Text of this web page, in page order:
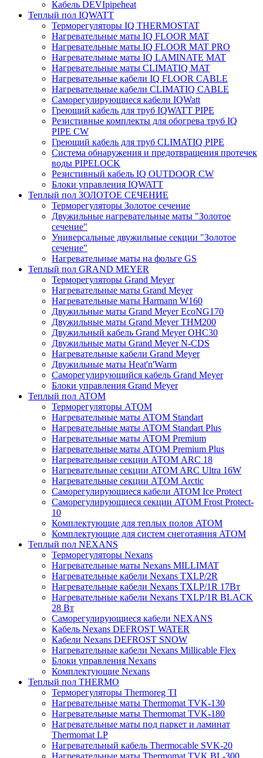
Кабель DEVIpipeheat
Теплый пол IQWATT
Терморегуляторы IQ THERMOSTAT
Нагревательные маты IQ FLOOR MAT
Нагревательные маты IQ FLOOR MAT PRO
Нагревательные маты IQ LAMINATE MAT
Нагревательные маты CLIMATIQ MAT
Нагревательные кабели IQ FLOOR CABLE
Нагревательные кабели CLIMATIQ CABLE
Саморегулирующиеся кабели IQWatt
Греющий кабель для труб IQWATT PIPE
Резистивные комплекты для обогрева труб IQ
PIPE CW
Греющий кабель для труб CLIMATIQ PIPE
Система обнаружения и предотвращения протечек
воды PIPELOCK
Резистивный кабель IQ OUTDOOR CW
Блоки управления IQWATT
Теплый пол ЗОЛОТОЕ СЕЧЕНИЕ
Терморегуляторы Золотое сечение
Двужильные нагревательные маты "Золотое
сечение"
Универсальные двужильные секции "Золотое
сечение"
Нагревательные маты на фольге GS
Теплый пол GRAND MEYER
Терморегуляторы Grand Meyer
Нагревательные маты Grand Meyer
Нагревательные маты Harmann W160
Двужильные маты Grand Meyer EcoNG170
Двужильные маты Grand Meyer THM200
Двужильный кабель Grand Meyer OHC30
Двужильные маты Grand Meyer N-CDS
Нагревательные кабели Grand Meyer
Двужильные маты Heat'n'Warm
Саморегулирующийся кабель Grand Meyer
Блоки управления Grand Meyer
Теплый пол ATOM
Терморегуляторы АТОМ
Нагревательные маты АТОМ Standart
Нагревательные маты АТОМ Standart Plus
Нагревательные маты АТОМ Premium
Нагревательные маты АТОМ Premium Plus
Нагревательные секции АТОМ ARC 18
Нагревательные секции ATOM ARC Ultra 16W
Нагревательные секции АТОМ Arctic
Саморегулирующиеся кабели ATOM Ice Protect
Саморегулирующиеся секции ATOM Frost Protect-
10
Комплектующие для теплых полов ATOM
Комплектующие для систем снеготаяния ATOM
Теплый пол NEXANS
Терморегуляторы Nexans
Нагревательные маты Nexans MILLIMAT
Нагревательные кабели Nexans TXLP/2R
Нагревательные кабели Nexans TXLP/1R 17Вт
Нагревательные кабели Nexans TXLP/1R BLACK
28 Вт
Саморегулирующиеся кабели NEXANS
Кабель Nexans DEFROST WATER
Кабели Nexans DEFROST SNOW
Нагревательные кабели Nexans Millicable Flex
Блоки управления Nexans
Комплектующие Nexans
Теплый пол THERMO
Терморегуляторы Thermoreg TI
Нагревательные маты Thermomat TVK-130
Нагревательные маты Thermomat TVK-180
Нагревательные маты под паркет и ламинат
Thermomat LP
Нагревательный кабель Thermocable SVK-20
Нагревательные маты Thermomat TVK BL-300